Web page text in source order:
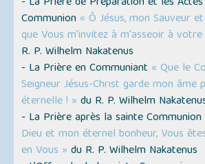
Communion « Ô Jésus, mon Sauveur
que Vous m'invitez à m'asseoir à
R. P. Wilhelm Nakatenus
- La Prière en Communiant « Que le
Seigneur Jésus-Christ garde mon âme
éternelle ! » du R. P. Wilhelm
- La Prière après la sainte Communion
Dieu et mon éternel bonheur, Vous
en Vous » du R. P. Wilhelm Nakatenus